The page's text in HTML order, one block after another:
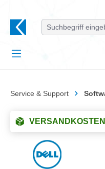
Service & Support